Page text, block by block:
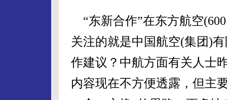
“东新合作”在东方航空
关注的就是中国航空(集团)
作建议？中航方面有关人士
内容现在不方便透露，但主